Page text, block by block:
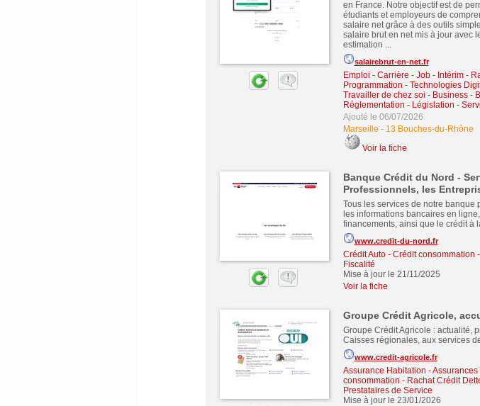
en France. Notre objectif est de
étudiants et employeurs de
salaire net grâce à des outils
salaire brut en net mis à jour avec
estimation ...
salairebrut-en-net.fr
Emploi - Carrière - Job - Intérim-
Programmation - Technologies
Travailler de chez soi - Business -
Réglementation - Législation -
Ajouté le 06/07/2026
Marseille - 13 Bouches-du-Rhône
Voir la fiche
Banque Crédit du Nord -
Professionnels, les
Tous les services de notre banque
les informations bancaires en
financements, ainsi que le crédit à
www.credit-du-nord.fr
Crédit Auto- Crédit consommation -
Fiscalité
Mise à jour le 21/11/2025
Voir la fiche
Groupe Crédit Agricole,
Groupe Crédit Agricole : actualité,
Caisses régionales, aux services
www.credit-agricole.fr
Assurance Habitation -
consommation - Rachat Crédit
Prestataires de Service
Mise à jour le 23/01/2026